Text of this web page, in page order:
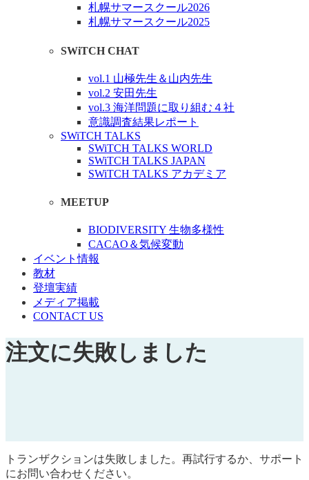
札幌サマースクール2026
札幌サマースクール2025
SWiTCH CHAT
vol.1 山極先生＆山内先生
vol.2 安田先生
vol.3 海洋問題に取り組む４社
意識調査結果レポート
SWiTCH TALKS
SWiTCH TALKS WORLD
SWiTCH TALKS JAPAN
SWiTCH TALKS アカデミア
MEETUP
BIODIVERSITY 生物多様性
CACAO＆気候変動
イベント情報
教材
登壇実績
メディア掲載
CONTACT US
注文に失敗しました
トランザクションは失敗しました。再試行するか、サポート
にお問い合わせください。